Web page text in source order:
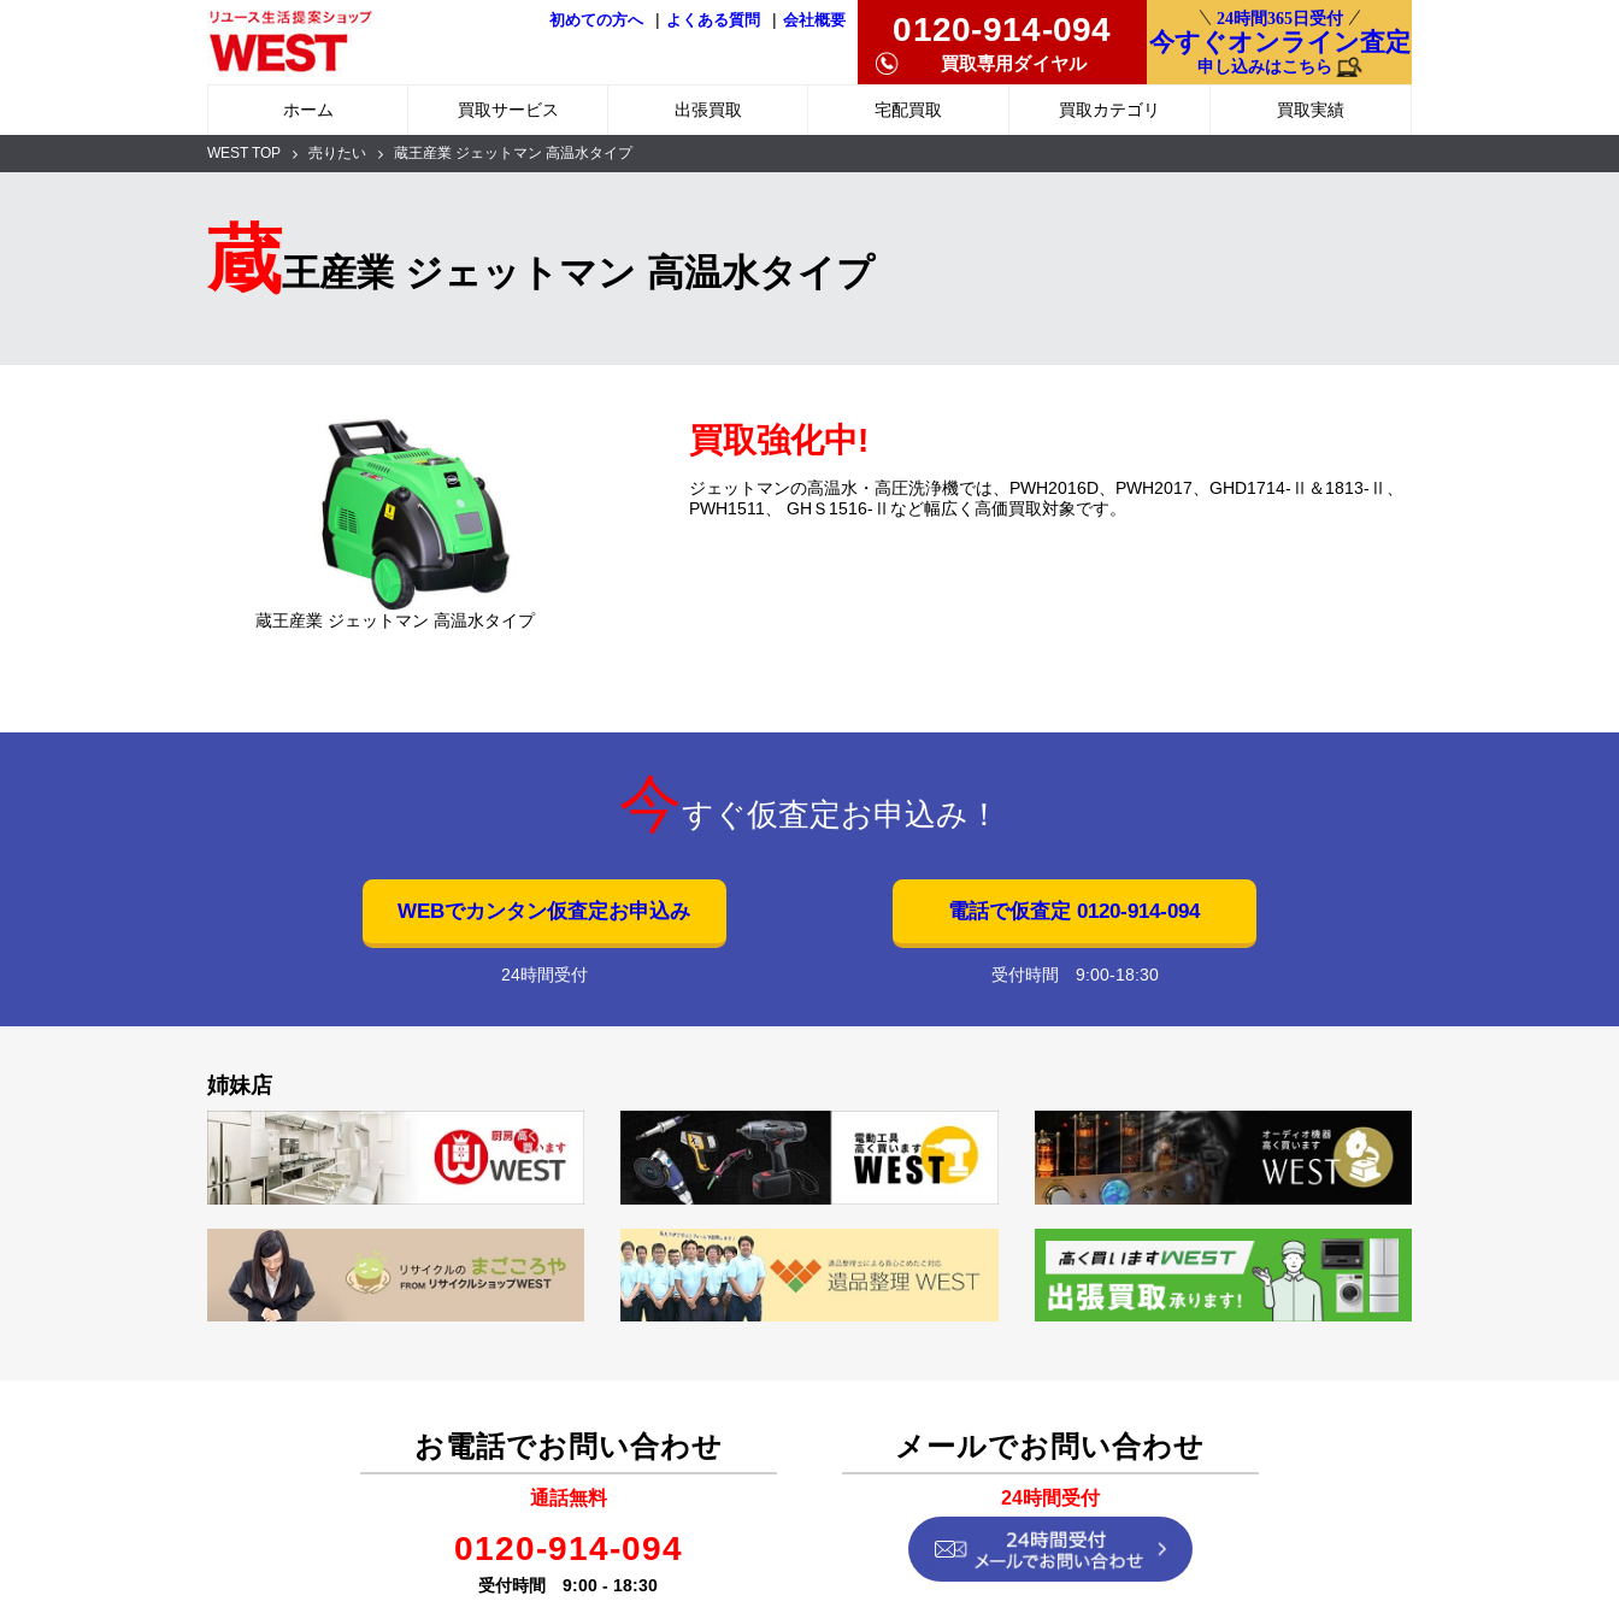
初めての方へ | よくある質問 | 会社概要 0120-914-094
買取専用ダイヤル
24時間365日受付
今すぐオンライン査定
申し込みはこちら
ホーム 買取サービス 出張買取 宅配買取 買取カテゴリ 買取実績
WEST TOP 売りたい 蔵王産業 ジェットマン 高温水タイプ
蔵王産業 ジェットマン 高温水タイプ
蔵王産業 ジェットマン 高温水タイプ
買取強化中!
ジェットマンの高温水・高圧洗浄機では、PWH2016D、PWH2017、GHD1714-Ⅱ＆1813-Ⅱ、
PWH1511、 GHＳ1516-Ⅱなど幅広く高価買取対象です。
今すぐ仮査定お申込み！
WEBでカンタン仮査定お申込み
24時間受付
電話で仮査定 0120-914-094
受付時間 9:00-18:30
姉妹店
お電話でお問い合わせ
通話無料
0120-914-094
受付時間 9:00 - 18:30
メールでお問い合わせ
24時間受付